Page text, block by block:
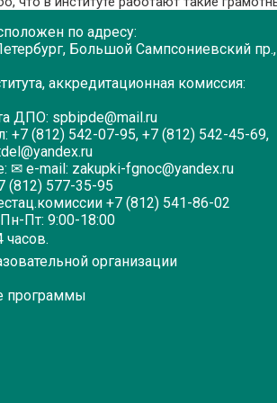
по адресу:
Большой Сампсониевский пр.,
аккредитационная комиссия:
ДПО: spbipde@mail.ru
(812) 542-07-95, +7 (812) 542-45-69,
✉ e-mail: zakupki-fgnoc@yandex.ru
577-35-95
+7 (812) 541-86-02
Пт: 9:00-18:00
часов.
организации
программы